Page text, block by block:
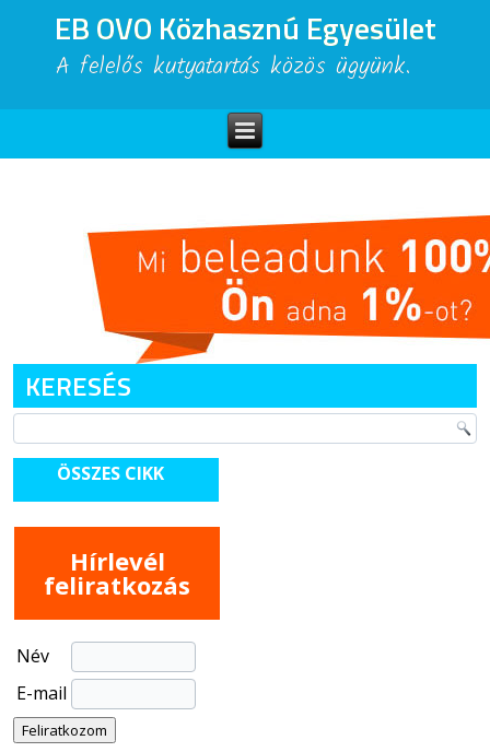
EB OVO Közhasznú Egyesület
A felelős kutyatartás közös ügyünk.
KERESÉS
ÖSSZES CIKK
Hírlevél
feliratkozás
Név
E-mail